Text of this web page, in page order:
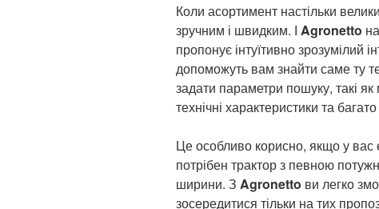
Коли асортимент настільки
зручним і швидким. І Agronetto
пропонує інтуїтивно зрозумілий
допоможуть вам знайти саме ту
задати параметри пошуку, такі
технічні характеристики та
Це особливо корисно, якщо у вас
потрібен трактор з певною
ширини. З Agronetto ви легко
зосередитися тільки на тих